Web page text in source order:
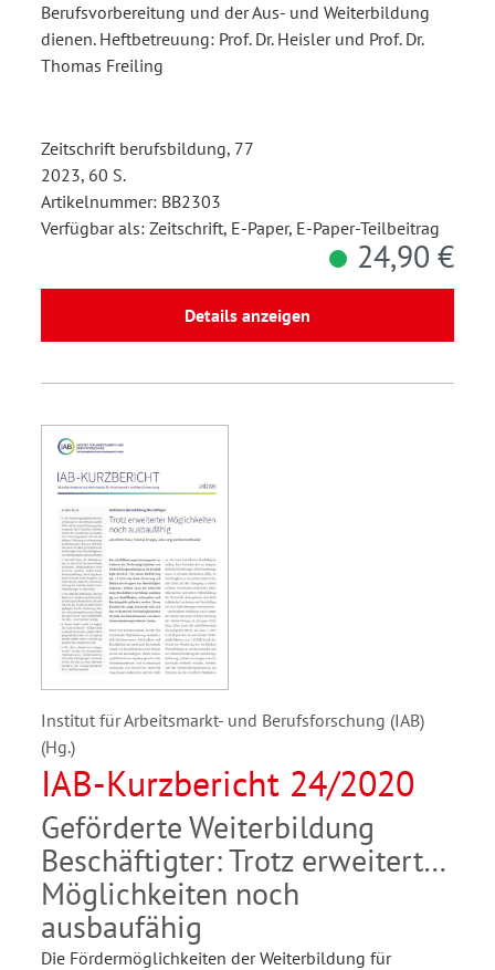
Berufsvorbereitung und der Aus- und Weiterbildung
dienen. Heftbetreuung: Prof. Dr. Heisler und Prof. Dr.
Thomas Freiling
Zeitschrift berufsbildung, 77
2023, 60 S.
Artikelnummer: BB2303
Verfügbar als: Zeitschrift, E-Paper, E-Paper-Teilbeitrag
24,90 €
Details anzeigen
Institut für Arbeitsmarkt- und Berufsforschung (IAB)
(Hg.)
IAB-Kurzbericht 24/2020
Geförderte Weiterbildung
Beschäftigter: Trotz erweiterter
Möglichkeiten noch
ausbaufähig
Die Fördermöglichkeiten der Weiterbildung für